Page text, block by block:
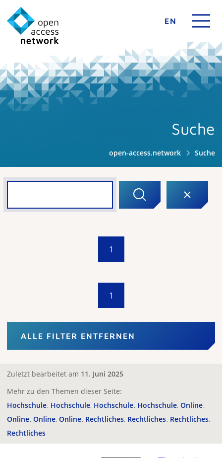
EN
Suche
open-access.network Suche
1
1
ALLE FILTER ENTFERNEN
Zuletzt bearbeitet am 11. Juni 2025
Mehr zu den Themen dieser Seite:
Hochschule Hochschule Hochschule Hochschule Online
Online Online Online Rechtliches Rechtliches Rechtliches
Rechtliches